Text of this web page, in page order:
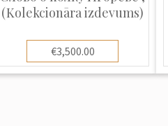
(Kolekcionāra izdevums)
€3,500.00